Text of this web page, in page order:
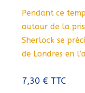
Pendant ce
autour de la
Sherlock se
de Londres en
7,30 € TTC